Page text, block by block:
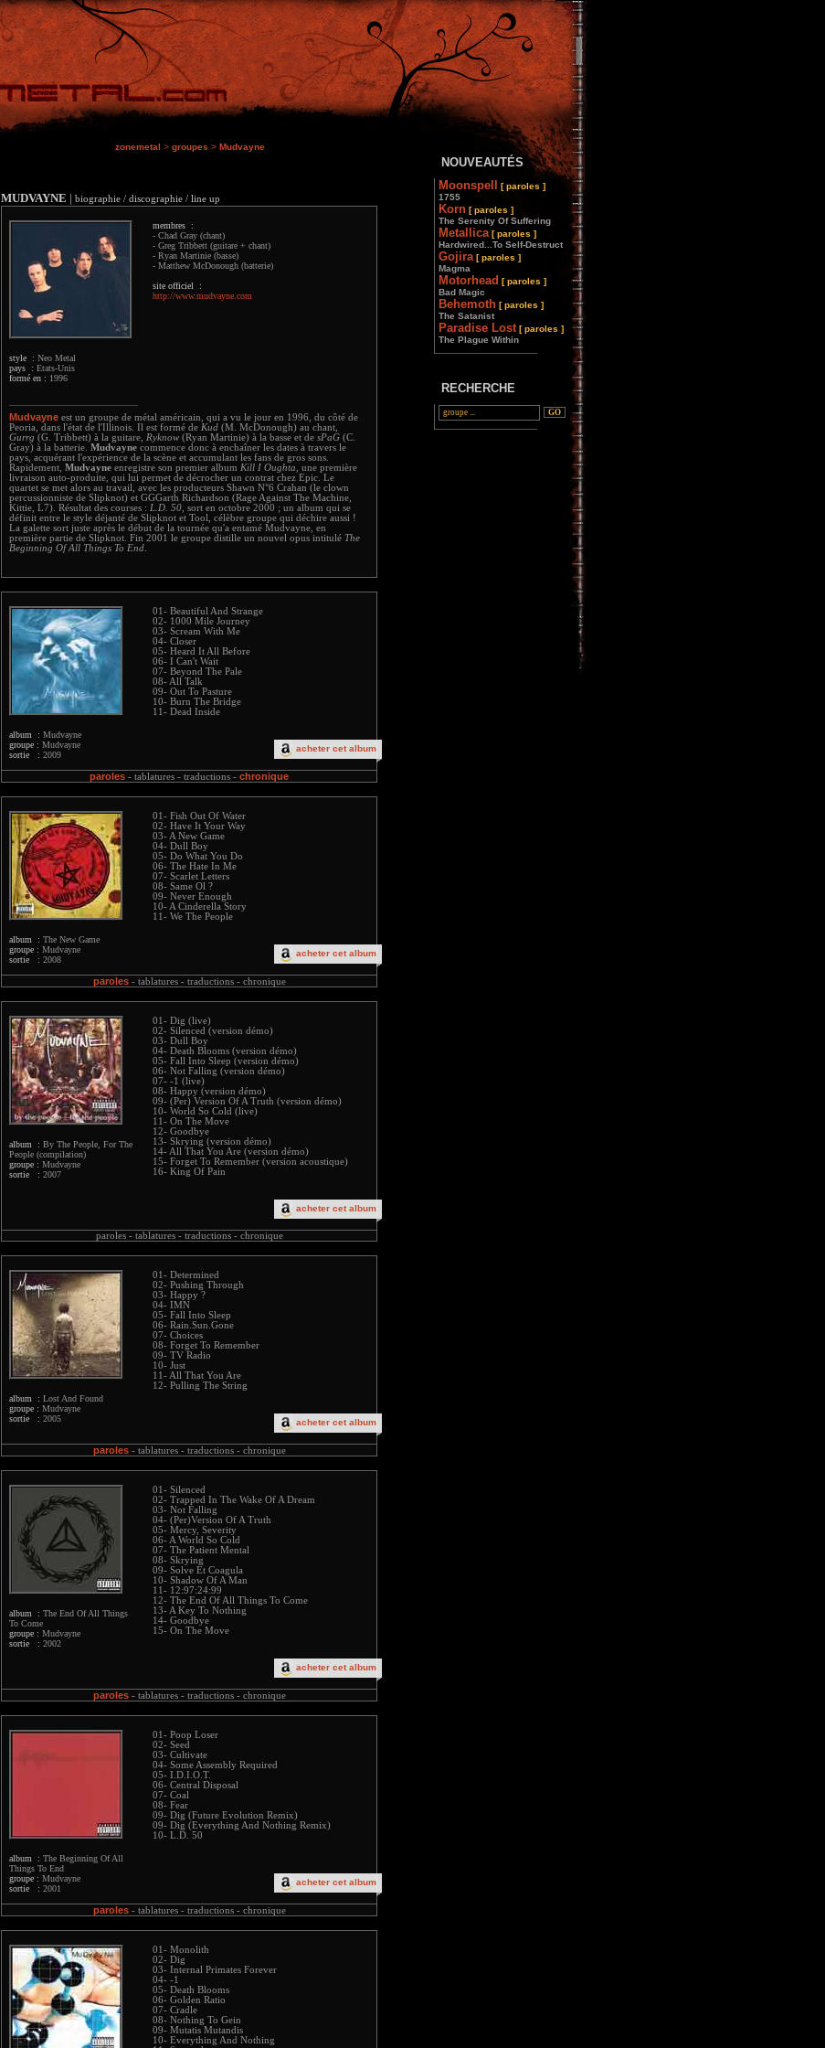
zonemetal > groupes > Mudvayne
MUDVAYNE | biographie / discographie / line up
style : Neo Metal
pays : Etats-Unis
formé en : 1996
membres :
- Chad Gray (chant)
- Greg Tribbett (guitare + chant)
- Ryan Martinie (basse)
- Matthew McDonough (batterie)
site officiel :
http://www.mudvayne.com
Mudvayne est un groupe de métal américain, qui a vu le jour en 1996, du côté de
Peoria, dans l'état de l'Illinois. Il est formé de Kud (M. McDonough) au chant,
Gurrg (G. Tribbett) à la guitare, Ryknow (Ryan Martinie) à la basse et de sPaG (C.
Gray) à la batterie. Mudvayne commence donc à enchaîner les dates à travers le
pays, acquérant l'expérience de la scène et accumulant les fans de gros sons.
Rapidement, Mudvayne enregistre son premier album Kill I Oughta , une première
livraison auto-produite, qui lui permet de décrocher un contrat chez Epic. Le
quartet se met alors au travail, avec les producteurs Shawn N°6 Crahan (le clown
percussionniste de Slipknot) et GGGarth Richardson (Rage Against The Machine,
Kittie, L7). Résultat des courses : L.D. 50 , sort en octobre 2000 ; un album qui se
définit entre le style déjanté de Slipknot et Tool, célèbre groupe qui déchire aussi !
La galette sort juste après le début de la tournée qu'a entamé Mudvayne, en
première partie de Slipknot. Fin 2001 le groupe distille un nouvel opus intitulé The
Beginning Of All Things To End
acheter cet album
album : Mudvayne
groupe : Mudvayne
sortie : 2009
01- Beautiful And Strange
02- 1000 Mile Journey
03- Scream With Me
04- Closer
05- Heard It All Before
06- I Can't Wait
07- Beyond The Pale
08- All Talk
09- Out To Pasture
10- Burn The Bridge
11- Dead Inside
paroles - tablatures - traductions - chronique
acheter cet album
album : The New Game
groupe : Mudvayne
sortie : 2008
01- Fish Out Of Water
02- Have It Your Way
03- A New Game
04- Dull Boy
05- Do What You Do
06- The Hate In Me
07- Scarlet Letters
08- Same Ol ?
09- Never Enough
10- A Cinderella Story
11- We The People
paroles- tablatures - traductions - chronique
acheter cet album
album : By The People, For The
People (compilation)
groupe : Mudvayne
sortie : 2007
01- Dig (live)
02- Silenced (version démo)
03- Dull Boy
04- Death Blooms (version démo)
05- Fall Into Sleep (version démo)
06- Not Falling (version démo)
07- -1 (live)
08- Happy (version démo)
09- (Per) Version Of A Truth (version démo)
10- World So Cold (live)
11- On The Move
12- Goodbye
13- Skrying (version démo)
14- All That You Are (version démo)
15- Forget To Remember (version acoustique)
16- King Of Pain
paroles - tablatures - traductions - chronique
acheter cet album
album : Lost And Found
groupe : Mudvayne
sortie : 2005
01- Determined
02- Pushing Through
03- Happy ?
04- IMN
05- Fall Into Sleep
06- Rain.Sun.Gone
07- Choices
08- Forget To Remember
09- TV Radio
10- Just
11- All That You Are
12- Pulling The String
paroles- tablatures - traductions - chronique
acheter cet album
album : The End Of All Things
To Come
groupe : Mudvayne
sortie : 2002
01- Silenced
02- Trapped In The Wake Of A Dream
03- Not Falling
04- (Per)Version Of A Truth
05- Mercy, Severity
06- A World So Cold
07- The Patient Mental
08- Skrying
09- Solve Et Coagula
10- Shadow Of A Man
11- 12:97:24:99
12- The End Of All Things To Come
13- A Key To Nothing
14- Goodbye
15- On The Move
paroles- tablatures - traductions - chronique
acheter cet album
album : The Beginning Of All
Things To End
groupe : Mudvayne
sortie : 2001
01- Poop Loser
02- Seed
03- Cultivate
04- Some Assembly Required
05- I.D.I.O.T.
06- Central Disposal
07- Coal
08- Fear
09- Dig (Future Evolution Remix)
09- Dig (Everything And Nothing Remix)
10- L.D. 50
paroles- tablatures - traductions - chronique
01- Monolith
02- Dig
03- Internal Primates Forever
04- -1
05- Death Blooms
06- Golden Ratio
07- Cradle
08- Nothing To Gein
09- Mutatis Mutandis
10- Everything And Nothing
NOUVEAUTÉS
Moonspell
[ paroles ]
1755
Korn [ paroles ]
The Serenity Of Suffering
Metallica [ paroles ]
Hardwired...To Self-Destruct
Gojira [ paroles ]
Magma
Motorhead [ paroles ]
Bad Magic
Behemoth [ paroles ]
The Satanist
Paradise Lost [ paroles ]
The Plague Within
________________
RECHERCHE
________________